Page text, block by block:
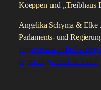
Koeppen und „Treibhaus
Angelika Schyma & Elke
Parlaments- und
https://www.imhof-
regierungsviertel-in-bonn/